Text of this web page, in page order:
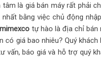
là giá bán máy rất phải
bằng việc chủ động
tự hào là địa chỉ bán
giá bao nhiêu? Quý khách
vấn, báo giá và hỗ trợ quý